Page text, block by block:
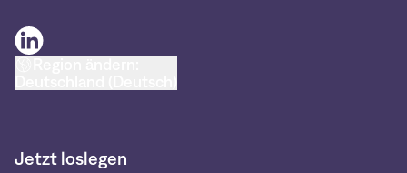
Jetzt loslegen